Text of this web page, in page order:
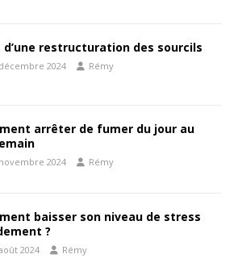
d’une restructuration des sourcils
2024 Rémy
arrêter de fumer du jour au
2024 Rémy
baisser son niveau de stress
?
2024 Rémy